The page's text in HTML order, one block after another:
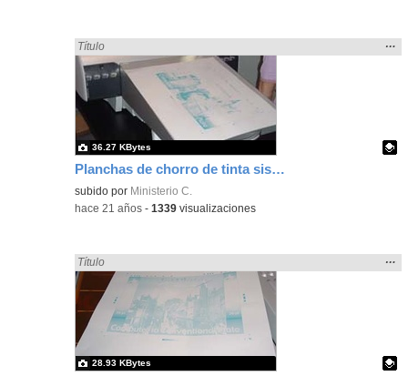
Planchas de chorro de tinta sistema hp
Encontrado «plancha» en:
Título
la
…
Contenido educativo.
subido por Ministerio C.
36.27 KBytes
-hace 21 años -1339 visualizaciones
Encontrado «plancha» en:
Título
la
…
28.93 KBytes